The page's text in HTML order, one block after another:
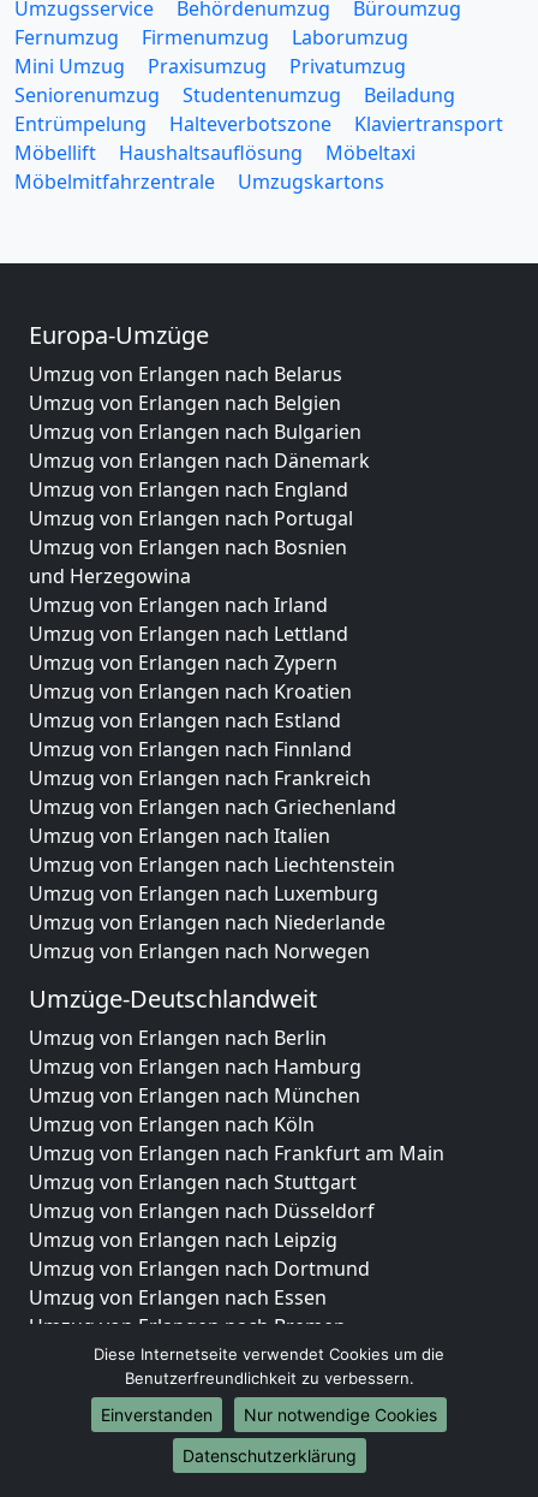
Umzugsservice Behördenumzug
Büroumzug
Fernumzug
Firmenumzug
Laborumzug
Mini Umzug
Praxisumzug
Privatumzug
Seniorenumzug
Studentenumzug
Beiladung
Entrümpelung
Halteverbotszone
Klaviertransport
Möbellift
Haushaltsauflösung
Möbeltaxi
Möbelmitfahrzentrale
Umzugskartons
Europa-Umzüge
Umzug von Erlangen nach Belarus
Umzug von Erlangen nach Belgien
Umzug von Erlangen nach Bulgarien
Umzug von Erlangen nach Dänemark
Umzug von Erlangen nach England
Umzug von Erlangen nach Portugal
Umzug von Erlangen nach Bosnien
und Herzegowina
Umzug von Erlangen nach Irland
Umzug von Erlangen nach Lettland
Umzug von Erlangen nach Zypern
Umzug von Erlangen nach Kroatien
Umzug von Erlangen nach Estland
Umzug von Erlangen nach Finnland
Umzug von Erlangen nach Frankreich
Umzug von Erlangen nach Griechenland
Umzug von Erlangen nach Italien
Umzug von Erlangen nach Liechtenstein
Umzug von Erlangen nach Luxemburg
Umzug von Erlangen nach Niederlande
Umzug von Erlangen nach Norwegen
Umzüge-Deutschlandweit
Umzug von Erlangen nach Berlin
Umzug von Erlangen nach Hamburg
Umzug von Erlangen nach München
Umzug von Erlangen nach Köln
Umzug von Erlangen nach Frankfurt am Main
Umzug von Erlangen nach Stuttgart
Umzug von Erlangen nach Düsseldorf
Umzug von Erlangen nach Leipzig
Umzug von Erlangen nach Dortmund
Umzug von Erlangen nach Essen
Umzug von Erlangen nach Bremen
Umzug von Erlangen nach Dresden
Umzug von Erlangen nach Hannover
Umzug von Erlangen nach Nürnberg
Umzug von Erlangen nach Duisburg
Umzug von Erlangen nach Bochum
Diese Internetseite verwendet Cookies um die
Benutzerfreundlichkeit zu verbessern.
Einverstanden
Nur notwendige Cookies
Datenschutzerklärung